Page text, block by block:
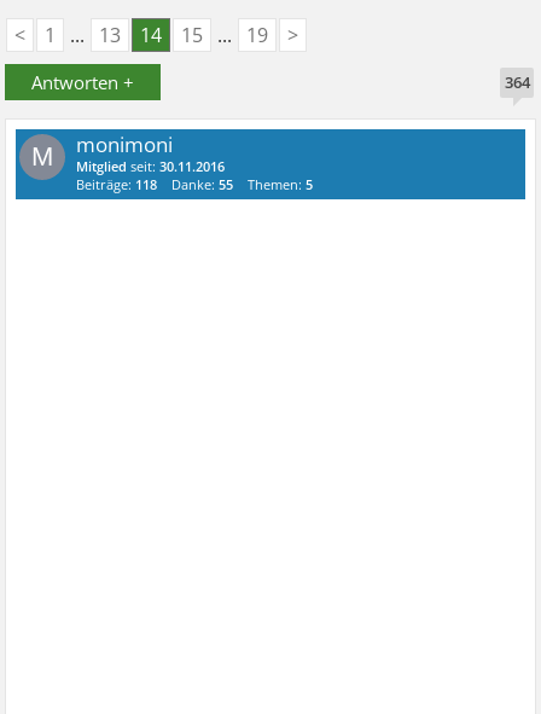
<
1 ... 13 14 15 ... 19 >
Antworten + 364
M monimoni
Mitglied seit:30.11.2016
Beiträge: 118 Danke:55 Themen:5